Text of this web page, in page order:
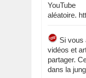
YouTube
aléatoire.
Si vous
vidéos et
partager.
dans la